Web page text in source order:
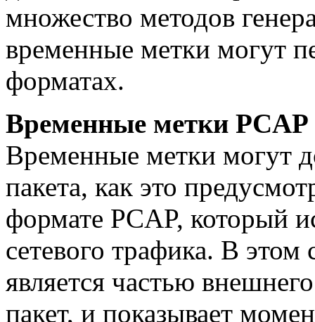
множество методов
временные метки могут
форматах.
Временные метки PCAP
Временные метки могут
пакета, как это
формате PCAP, который
сетевого трафика. В этом
является частью
пакет, и показывает